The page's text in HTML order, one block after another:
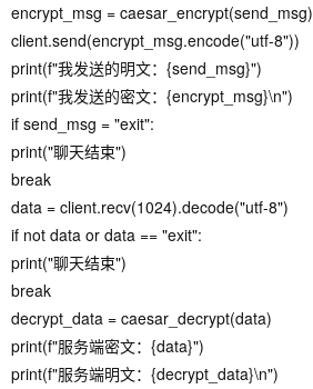
encrypt_msg = caesar_encrypt(send_msg)
client.send(encrypt_msg.encode("utf-8"))
print(f"我发送的明文：{send_msg}")
print(f"我发送的密文：{encrypt_msg}\n")
if send_msg = "exit":
print("聊天结束")
break
data = client.recv(1024).decode("utf-8")
if not data or data == "exit":
print("聊天结束")
break
decrypt_data = caesar_decrypt(data)
print(f"服务端密文：{data}")
print(f"服务端明文：{decrypt_data}\n")